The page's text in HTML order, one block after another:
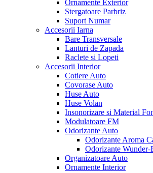
Ornamente Exterior
Stergatoare Parbriz
Suport Numar
Accesorii Iarna
Bare Transversale
Lanturi de Zapada
Raclete si Lopeti
Accesorii Interior
Cotiere Auto
Covorase Auto
Huse Auto
Huse Volan
Insonorizare si Material
Modulatoare FM
Odorizante Auto
Odorizante Aroma
Odorizante Wunder-
Organizatoare Auto
Ornamente Interior